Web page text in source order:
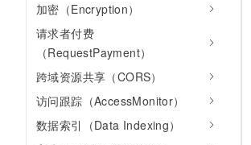
加密（Encryption）
请求者付费
（RequestPayment）
跨域资源共享（CORS）
访问跟踪（AccessMonitor）
数据索引（Data Indexing）
迁移与运维管理
专有云